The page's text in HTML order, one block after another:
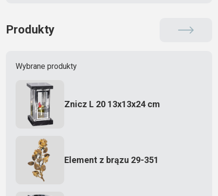
Produkty
Wybrane produkty
Znicz L 20 13x13x24 cm
Element z brązu 29-351